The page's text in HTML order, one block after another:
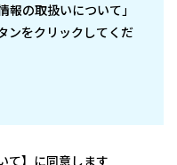
の取扱いについて」
ンをクリックしてくだ
て】に同意します